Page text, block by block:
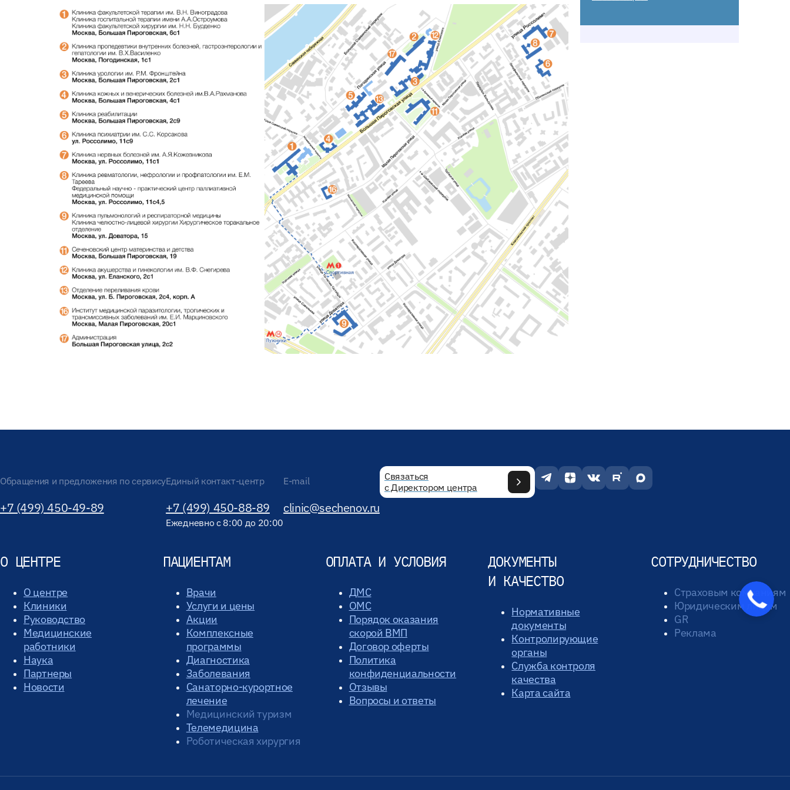
Обращения и предложения по сервису
+7 (499) 450-49-89
Единый контакт-центр
+7 (499) 450-88-89
Ежедневно с 8:00 до 20:00
E-mail
clinic@sechenov.ru
Связаться
с Директором центра
О ЦЕНТРЕ
О центре
Клиники
Руководство
Медицинские
работники
Наука
Партнеры
Новости
ПАЦИЕНТАМ
Врачи
Услуги и цены
Акции
Комплексные
программы
Диагностика
Заболевания
Санаторно-курортное
лечение
Медицинский туризм
Телемедицина
Роботическая хирургия
ОПЛАТА И УСЛОВИЯ
ДМС
ОМС
Порядок оказания
скорой ВМП
Договор оферты
Политика
конфиденциальности
Отзывы
Вопросы и ответы
ДОКУМЕНТЫ
И КАЧЕСТВО
Нормативные
документы
Контролирующие
органы
Служба контроля
качества
Карта сайта
СОТРУДНИЧЕСТВО
Страховым компаниям
Юридическим лицам
GR
Реклама